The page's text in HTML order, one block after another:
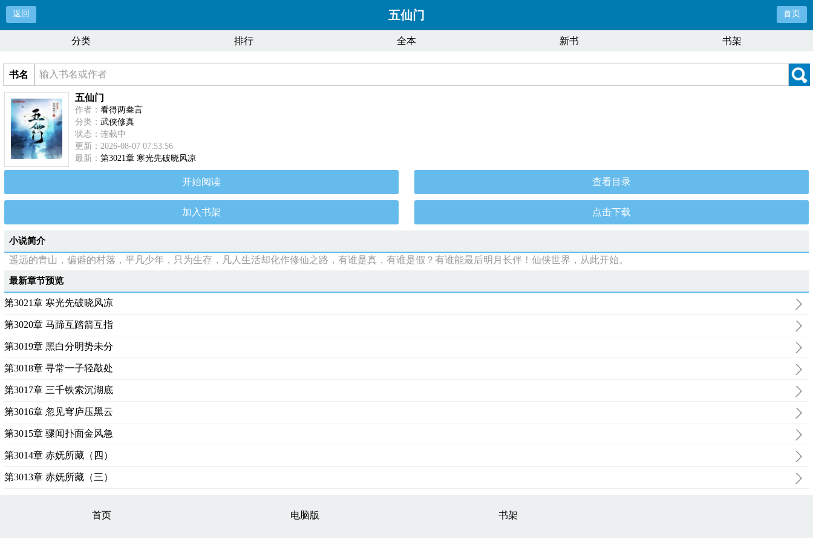
返回 五仙门 首页
分类 排行 全本 新书 书架
书名
五仙门
作者： 看得两叁言
分类： 武侠修真
状态：连载中
更新：2026-08-07 07:53:56
最新： 第3021章 寒光先破晓风凉
开始阅读 查看目录
加入书架 点击下载
小说简介
遥远的青山，偏僻的村落，平凡少年，只为生存，凡人生活却化作修仙之路，有谁是真，有谁是假？有谁能最后明月长伴！仙侠世界，从此开始。
最新章节预览
第3021章 寒光先破晓风凉
第3020章 马蹄互踏箭互指
第3019章 黑白分明势未分
第3018章 寻常一子轻敲处
第3017章 三千铁索沉湖底
第3016章 忽见穹庐压黑云
第3015章 骤闻扑面金风急
第3014章 赤妩所藏（四）
第3013章 赤妩所藏（三）
首页 电脑版 书架